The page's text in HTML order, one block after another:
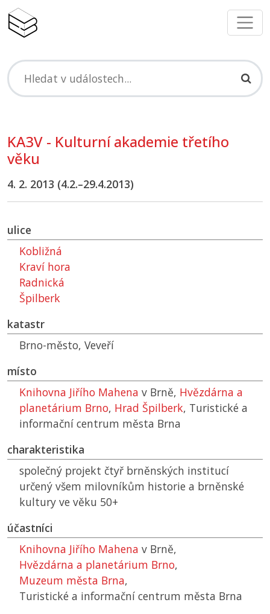
KA3V - Kulturní akademie třetího
věku
4. 2. 2013 (4.2.–29.4.2013)
ulice
Kobližná
Kraví hora
Radnická
Špilberk
katastr
Brno-město, Veveří
místo
Knihovna Jiřího Mahena v Brně, Hvězdárna a
planetárium Brno, Hrad Špilberk, Turistické a
informační centrum města Brna
charakteristika
společný projekt čtyř brněnských institucí
určený všem milovníkům historie a brněnské
kultury ve věku 50+
účastníci
Knihovna Jiřího Mahena v Brně,
Hvězdárna a planetárium Brno,
Muzeum města Brna,
Turistické a informační centrum města Brna